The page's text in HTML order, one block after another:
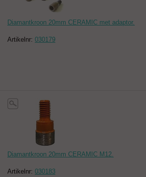
Diamantkroon 20mm CERAMIC met adaptor.
Artikelnr: 030179
Diamantkroon 20mm CERAMIC M12.
Artikelnr: 030183